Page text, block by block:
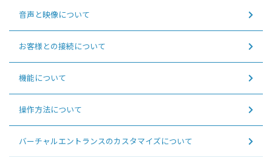
音声と映像について
お客様との接続について
機能について
操作方法について
バーチャルエントランスのカスタマイズについて